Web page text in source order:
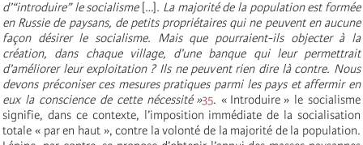
d’“introduire” le socialisme[…]. La majorité de la population est formée
en Russie de paysans, de petits propriétaires qui ne peuvent en aucune
façon désirer le socialisme. Mais que pourraient-ils objecter à la
création, dans chaque village, d’une banque qui leur permettrait
d’améliorer leur exploitation ? Ils ne peuvent rien dire là contre. Nous
devons préconiser ces mesures pratiques parmi les pays et affermir en
eux la conscience de cette nécessité »35. « Introduire » le socialisme
signifie, dans ce contexte, l’imposition immédiate de la socialisation
totale « par en haut », contre la volonté de la majorité de la population.